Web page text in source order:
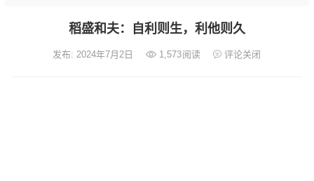
稻盛和夫：自利则生，利他则久
发布: 2024年7月2日 1,573阅读 评论关闭